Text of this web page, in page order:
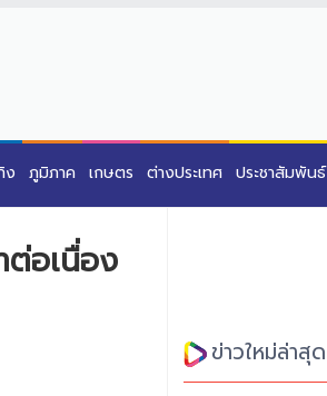
ง ภูมิภาค เกษตร ต่างประเทศ ประชาสัมพันธ์
ต่อเนื่อง
ข่าวใหม่ล่าสุด